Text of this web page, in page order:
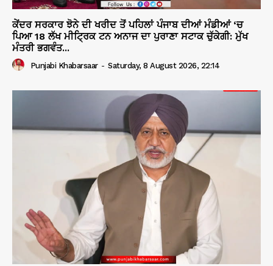
ਕੇਂਦਰ ਸਰਕਾਰ ਝੋਨੇ ਦੀ ਖਰੀਦ ਤੋਂ ਪਹਿਲਾਂ ਪੰਜਾਬ ਦੀਆਂ ਮੰਡੀਆਂ ‘ਚ
ਪਿਆ 18 ਲੱਖ ਮੀਟ੍ਰਿਕ ਟਨ ਅਨਾਜ ਦਾ ਪੁਰਾਣਾ ਸਟਾਕ ਚੁੱਕੇਗੀ: ਮੁੱਖ
ਮੰਤਰੀ ਭਗਵੰਤ...
Punjabi Khabarsaar - Saturday, 8 August 2026, 22:14